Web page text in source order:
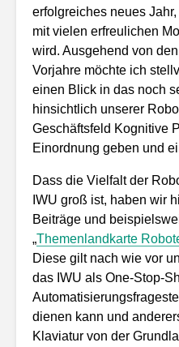
erfolgreiches neues
mit vielen erfreulichen
wird. Ausgehend von
Vorjahre möchte ich
einen Blick in das noch
hinsichtlich unserer
Geschäftsfeld Kognitive
Einordnung geben und
Dass die Vielfalt der
IWU groß ist, haben wir
Beiträge und
„Themenlandkarte
Diese gilt nach wie vor
das IWU als One-Stop-
dienen kann und
Klaviatur von der